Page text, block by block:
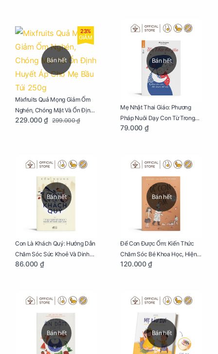
Bán hết
23%
GIẢM
Mixfruits Quả Mọng Giảm Ốm
Nghén, Chóng Mặt Và Ổn Định
Huyết Áp Cho Mẹ Bầu Túi 250g
229.000 ₫ 299.000 ₫
Bán hết
Mẹ Nhật Thai Giáo: Phương
Pháp Nuôi Dạy Con Từ Trong
Bụng Mẹ
79.000 ₫
Bán hết
Con Là Khách Quý: Hướng Dẫn
Chăm Sóc Sức Khoẻ Và Dinh
Dưỡng Cho Bé
86.000 ₫
Bán hết
Để Con Được Ốm: Kiến Thức
Chăm Sóc Bé Khoa Học, Hiện
Đại
120.000 ₫
Bán hết Bán hết